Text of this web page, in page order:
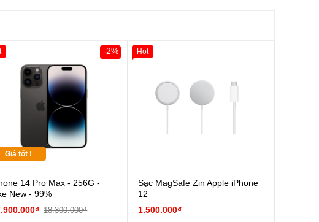
Giá tốt !
14 Pro Max - 256G -
New - 99%
18.300.000₫
-2%
Sạc MagSafe Zin Apple iPhone
12
1.500.000₫
Hot